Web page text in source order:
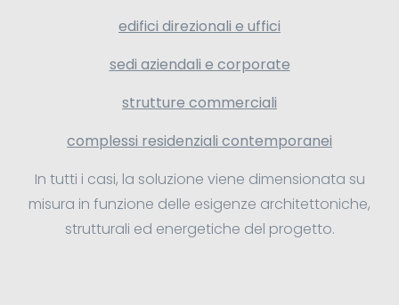
edifici direzionali e uffici
sedi aziendali e corporate
strutture commerciali
complessi residenziali contemporanei
In tutti i casi, la soluzione viene dimensionata su
misura in funzione delle esigenze architettoniche,
strutturali ed energetiche del progetto.